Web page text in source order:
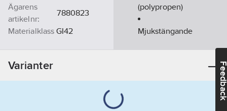
Ägarens
artikelnr:
7880823
Materialklass GI42
(polypropen)
Mjukstängande
Djup:470
Varianter